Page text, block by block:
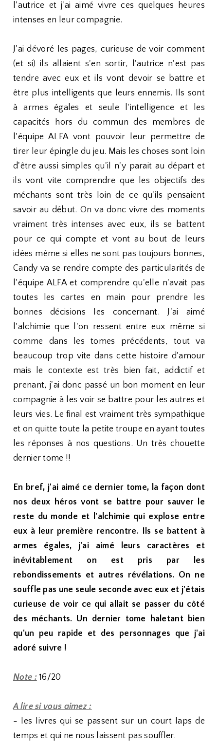
l'autrice et j'ai aimé vivre ces quelques heures
intenses en leur compagnie.
J'ai dévoré les pages, curieuse de voir comment
(et si) ils allaient s'en sortir, l'autrice n'est pas
tendre avec eux et ils vont devoir se battre et
être plus intelligents que leurs ennemis. Ils sont
à armes égales et seule l'intelligence et les
capacités hors du commun des membres de
l'équipe ALFA vont pouvoir leur permettre de
tirer leur épingle du jeu. Mais les choses sont loin
d'être aussi simples qu'il n'y parait au départ et
ils vont vite comprendre que les objectifs des
méchants sont très loin de ce qu'ils pensaient
savoir au début. On va donc vivre des moments
vraiment très intenses avec eux, ils se battent
pour ce qui compte et vont au bout de leurs
idées même si elles ne sont pas toujours bonnes,
Candy va se rendre compte des particularités de
l'équipe ALFA et comprendre qu'elle n'avait pas
toutes les cartes en main pour prendre les
bonnes décisions les concernant. J'ai aimé
l'alchimie que l'on ressent entre eux même si
comme dans les tomes précédents, tout va
beaucoup trop vite dans cette histoire d'amour
mais le contexte est très bien fait, addictif et
prenant, j'ai donc passé un bon moment en leur
compagnie à les voir se battre pour les autres et
leurs vies. Le final est vraiment très sympathique
et on quitte toute la petite troupe en ayant toutes
les réponses à nos questions. Un très chouette
dernier tome !!
En bref, j'ai aimé ce dernier tome, la façon dont
nos deux héros vont se battre pour sauver le
reste du monde et l'alchimie qui explose entre
eux à leur première rencontre. Ils se battent à
armes égales, j'ai aimé leurs caractères et
inévitablement on est pris par les
rebondissements et autres révélations. On ne
souffle pas une seule seconde avec eux et j'étais
curieuse de voir ce qui allait se passer du côté
des méchants. Un dernier tome haletant bien
qu'un peu rapide et des personnages que j'ai
adoré suivre !
Note : 16/20
A lire si vous aimez :
- les livres qui se passent sur un court laps de
temps et qui ne nous laissent pas souffler.